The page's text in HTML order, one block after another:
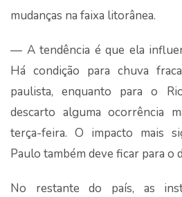
mudanças na faixa litorânea.
— A tendência é que ela
Há condição para chuva
paulista, enquanto para o
descarto alguma ocorrência
terça-feira. O impacto mais
Paulo também deve ficar para
No restante do país, as